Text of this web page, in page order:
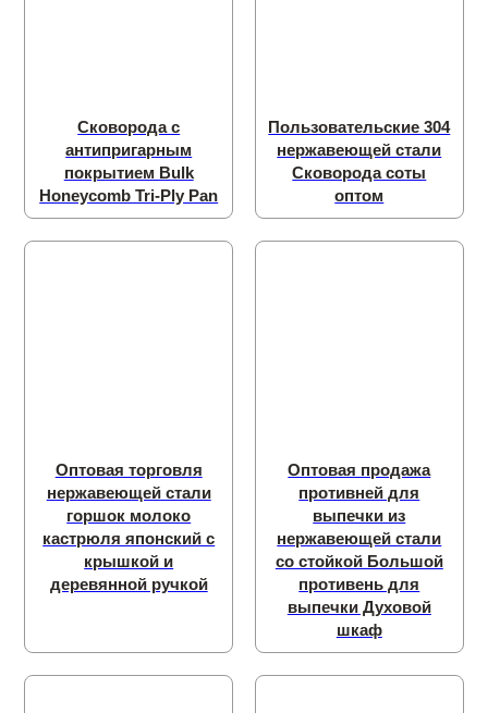
Сковорода с
антипригарным
покрытием Bulk
Honeycomb Tri-Ply Pan
Пользовательские 304
нержавеющей стали
Сковорода соты
оптом
Оптовая торговля
нержавеющей стали
горшок молоко
кастрюля японский с
крышкой и
деревянной ручкой
Оптовая продажа
противней для
выпечки из
нержавеющей стали
со стойкой Большой
противень для
выпечки Духовой
шкаф